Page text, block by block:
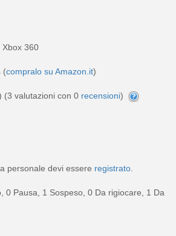
360
(compralo su Amazon.it)
(3 valutazioni con 0 recensioni)
personale devi essere registrato.
0 Pausa, 1 Sospeso, 0 Da rigiocare, 1 Da